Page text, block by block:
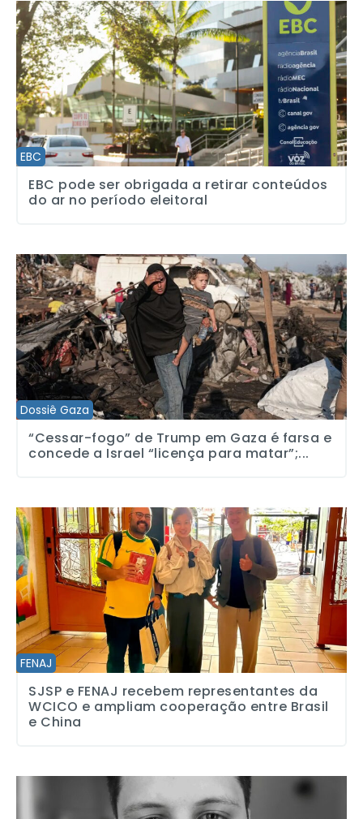
EBC
EBC pode ser obrigada a retirar conteúdos do ar no período
EBC pode ser obrigada a retirar conteúdos
do ar no período eleitoral
Dossiê Gaza
“Cessar-fogo” de Trump em Gaza é farsa e concede a Israel
“Cessar-fogo” de Trump em Gaza é farsa e
concede a Israel “licença para matar”;...
FENAJ
SJSP e FENAJ recebem representantes da WCICO e ampliam
SJSP e FENAJ recebem representantes da
WCICO e ampliam cooperação entre Brasil
e China
Perdemos o jornalista Lucas Soares, de apenas 28 anos, e